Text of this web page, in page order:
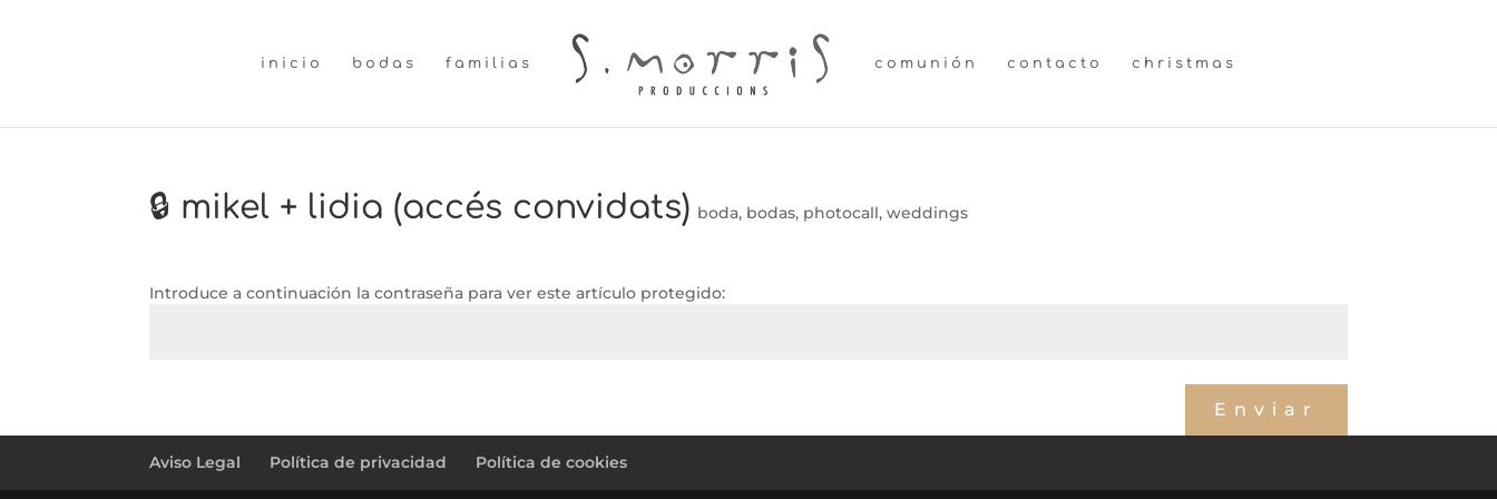
inicio bodas familias comunión contacto christmas
🔒 mikel + lidia (accés convidats) boda, bodas, photocall,weddings
Introduce a continuación la contraseña para ver este artículo protegido:
Enviar
Aviso Legal Política de privacidad Política de cookies